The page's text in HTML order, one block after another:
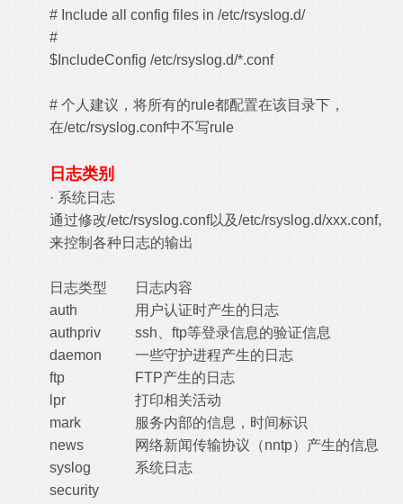
# Include all config files in /etc/rsyslog.d/
#
$IncludeConfig /etc/rsyslog.d/*.conf
# 个人建议，将所有的rule都配置在该目录下，
在/etc/rsyslog.conf中不写rule
日志类别
· 系统日志
通过修改/etc/rsyslog.conf以及/etc/rsyslog.d/xxx.conf,
来控制各种日志的输出
日志类型
日志内容
auth
用户认证时产生的日志
authpriv
ssh、ftp等登录信息的验证信息
daemon
一些守护进程产生的日志
ftp
FTP产生的日志
lpr
打印相关活动
mark
服务内部的信息，时间标识
news
网络新闻传输协议（nntp）产生的信息
syslog
系统日志
security